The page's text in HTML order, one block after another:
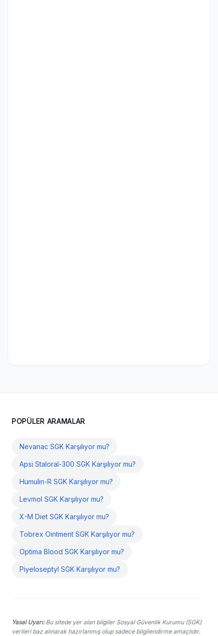
POPÜLER ARAMALAR
Nevanac SGK Karşılıyor mu?
Apsi Staloral-300 SGK Karşılıyor mu?
Humulin-R SGK Karşılıyor mu?
Levmol SGK Karşılıyor mu?
X-M Diet SGK Karşılıyor mu?
Tobrex Ointment SGK Karşılıyor mu?
Optima Blood SGK Karşılıyor mu?
Piyeloseptyl SGK Karşılıyor mu?
Yasal Uyarı:Bu sitede yer alan bilgiler Sosyal Güvenlik Kurumu (SGK)
verileri baz alınarak hazırlanmış olup sadece bilgilendirme amaçlıdır.